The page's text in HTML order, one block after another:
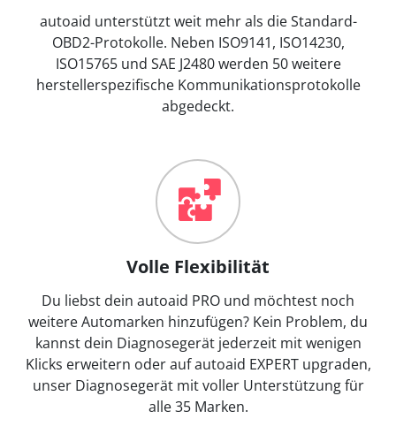
autoaid unterstützt weit mehr als die Standard-
OBD2-Protokolle. Neben ISO9141, ISO14230,
ISO15765 und SAE J2480 werden 50 weitere
herstellerspezifische Kommunikationsprotokolle
abgedeckt.
Volle Flexibilität
Du liebst dein autoaid PRO und möchtest noch
weitere Automarken hinzufügen? Kein Problem, du
kannst dein Diagnosegerät jederzeit mit wenigen
Klicks erweitern oder auf autoaid EXPERT upgraden,
unser Diagnosegerät mit voller Unterstützung für
alle 35 Marken.